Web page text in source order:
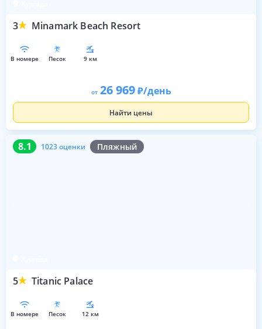
3 Minamark Beach Resort
в номере песок 9 км
от 26 969 /день
Найти цены
8.1 1023 оценки Пляжный
5 Titanic Palace
8.1 1023 оценки
в номере песок 12 км